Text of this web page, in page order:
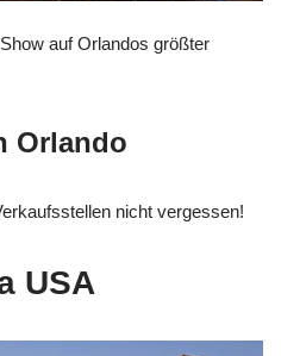
auf Orlandos größter
Orlando
nicht vergessen!
USA